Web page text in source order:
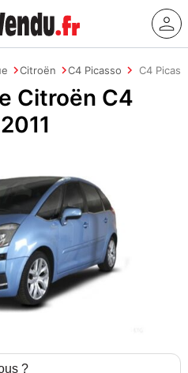
Citroën C4 Picasso C4
Citroën C4